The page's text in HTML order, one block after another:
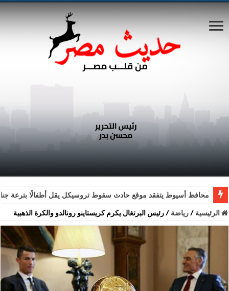
محافظ أسيوط يتفقد موقع حادث سقوط تروسيكل يقل أطفالًا بترعة
الرئيسية /رياضة /رئيس البرتغال يكرم كريستاينو رونالدو والكرة الذهبية